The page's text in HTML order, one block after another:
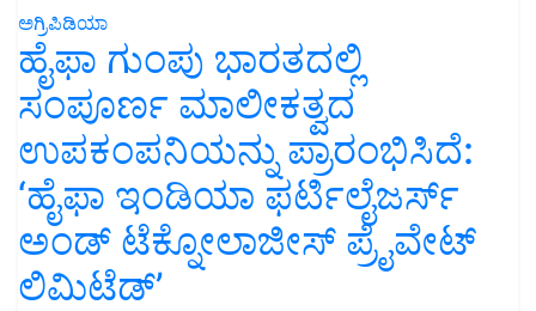
ಅಗ್ರಿಪಿಡಿಯಾ
ಹೈಫಾ ಗುಂಪು ಭಾರತದಲ್ಲಿ
ಸಂಪೂರ್ಣ ಮಾಲೀಕತ್ವದ
ಉಪಕಂಪನಿಯನ್ನು ಪ್ರಾರಂಭಿಸಿದೆ:
‘ಹೈಫಾ ಇಂಡಿಯಾ ಫರ್ಟಿಲೈಜರ್ಸ್
ಅಂಡ್ ಟೆಕ್ನೋಲಾಜೀಸ್ ಪ್ರೈವೇಟ್
ಲಿಮಿಟೆಡ್’